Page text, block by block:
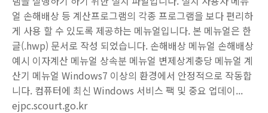
얼 손해배상 등 계산프로그램의 각종 프로그램을 보다 편리하
게 사용 할 수 있도록 제공하는 메뉴얼입니다. 본 메뉴얼은 한
글(.hwp) 문서로 작성 되었습니다. 손해배상 메뉴얼 손해배상
예시 이자계산 메뉴얼 상속분 메뉴얼 변제상계충당 메뉴얼 계
산기 메뉴얼 Windows7 이상의 환경에서 안정적으로 작동합
니다. 컴퓨터에 최신 Windows 서비스 팩 및 중요 업데이...
ejpc.scourt.go.kr